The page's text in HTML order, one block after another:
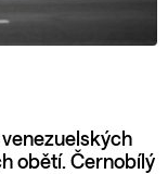
obětí. Černobílý